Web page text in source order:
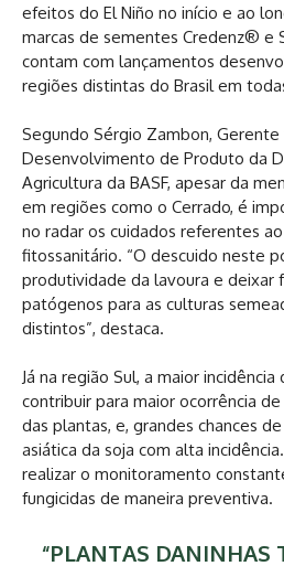
efeitos do El Niño no início e ao
marcas de sementes Credenz® e
contam com lançamentos
regiões distintas do Brasil em
Segundo Sérgio Zambon, Gerente
Desenvolvimento de Produto da
Agricultura da BASF, apesar da
em regiões como o Cerrado, é
no radar os cuidados referentes
fitossanitário. “O descuido neste
produtividade da lavoura e deixar
patógenos para as culturas
distintos”, destaca.
Já na região Sul, a maior
contribuir para maior ocorrência
das plantas, e, grandes chances
asiática da soja com alta
realizar o monitoramento
fungicidas de maneira preventiva.
“PLANTAS DANINHAS